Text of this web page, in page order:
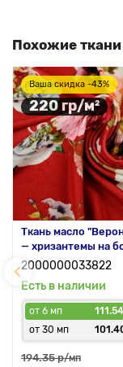
Похожие ткани
Ваша скидка -43%
220 гр/м²
Ткань масло
— хризантемы на
2000000033822
Есть в наличии
от 6 мп
от 30 мп
194.35 р/мп